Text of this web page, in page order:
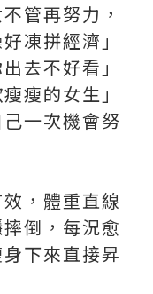
管再努力，
凍拼經濟」
去不好看」
瘦的女生」
一次機會努
，體重直線
倒，每況愈
下來直接昇